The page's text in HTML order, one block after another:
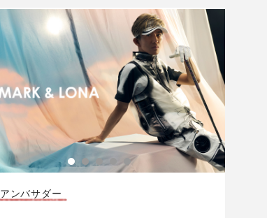
アンバサダー